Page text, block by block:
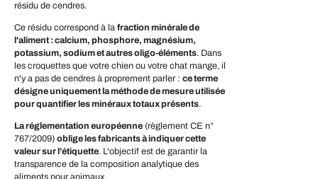
résidu de cendres.
Ce résidu correspond à la fraction minérale de
l'aliment : calcium, phosphore, magnésium,
potassium, sodium et autres oligo-éléments. Dans
les croquettes que votre chien ou votre chat mange, il
n'y a pas de cendres à proprement parler : ce terme
désigne uniquement la méthode de mesure utilisée
pour quantifier les minéraux totaux présents.
La réglementation européenne (règlement CE n°
767/2009) oblige les fabricants à indiquer cette
valeur sur l'étiquette. L'objectif est de garantir la
transparence de la composition analytique des
aliments pour animaux.